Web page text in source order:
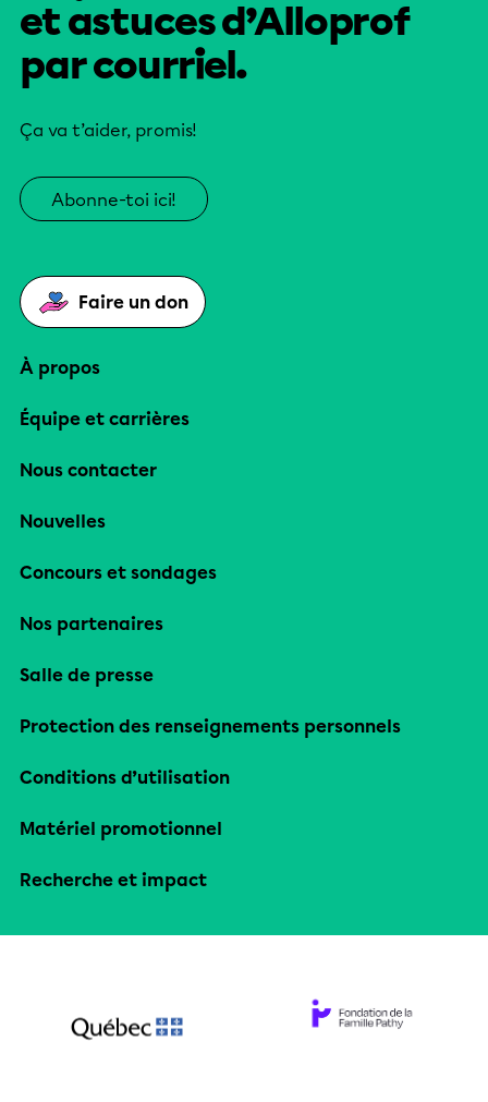
et astuces d’Alloprof
par courriel.
Ça va t’aider, promis!
Abonne-toi ici!
Faire un don
À propos
Équipe et carrières
Nous contacter
Nouvelles
Concours et sondages
Nos partenaires
Salle de presse
Protection des renseignements personnels
Conditions d’utilisation
Matériel promotionnel
Recherche et impact